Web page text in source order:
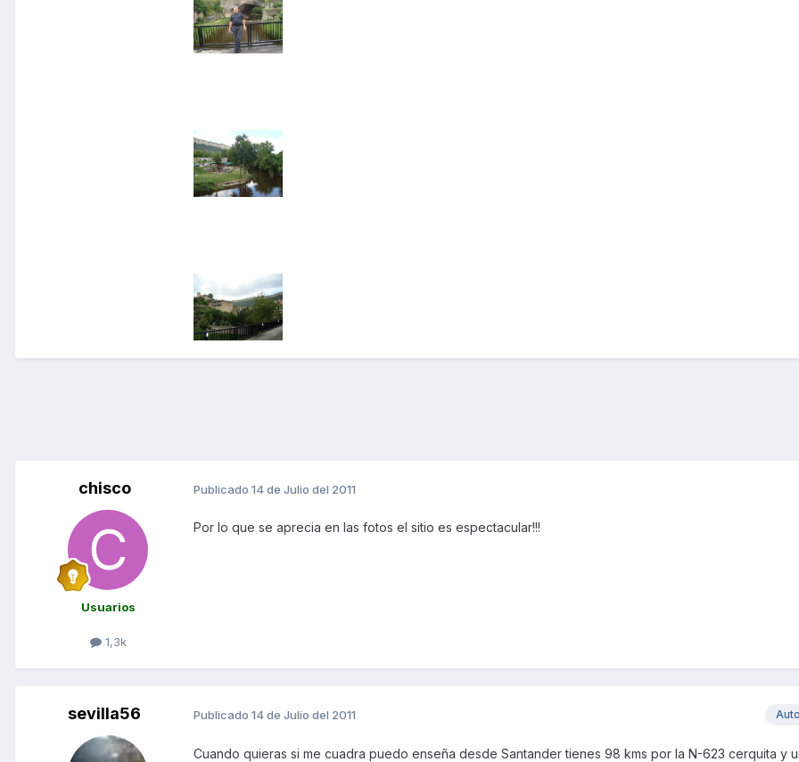
chisco
Usuarios
1,3k
Publicado 14 de Julio del 2011
Por lo que se aprecia en las fotos el sitio es espectacular!!!
sevilla56 Publicado 14 de Julio del 2011
Cuando quieras si me cuadra puedo enseña desde Santander tienes 98 kms por la N-623 cerquita y